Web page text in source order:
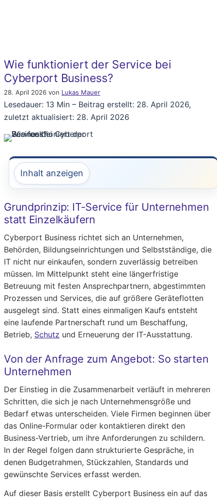
Wie funktioniert der Service bei
Cyberport Business?
28. April 2026 von Lukas Mauer
Lesedauer: 13 Min – Beitrag erstellt: 28. April 2026,
zuletzt aktualisiert: 28. April 2026
Inhalt anzeigen
Grundprinzip: IT-Service für Unternehmen
statt Einzelkäufern
Cyberport Business richtet sich an Unternehmen,
Behörden, Bildungseinrichtungen und Selbstständige, die
IT nicht nur einkaufen, sondern zuverlässig betreiben
müssen. Im Mittelpunkt steht eine längerfristige
Betreuung mit festen Ansprechpartnern, abgestimmten
Prozessen und Services, die auf größere Geräteflotten
ausgelegt sind. Statt eines einmaligen Kaufs entsteht
eine laufende Partnerschaft rund um Beschaffung,
Betrieb, Schutz und Erneuerung der IT-Ausstattung.
Von der Anfrage zum Angebot: So starten
Unternehmen
Der Einstieg in die Zusammenarbeit verläuft in mehreren
Schritten, die sich je nach Unternehmensgröße und
Bedarf etwas unterscheiden. Viele Firmen beginnen über
das Online-Formular oder kontaktieren direkt den
Business-Vertrieb, um ihre Anforderungen zu schildern.
In der Regel folgen dann strukturierte Gespräche, in
denen Budgetrahmen, Stückzahlen, Standards und
gewünschte Services erfasst werden.
Auf dieser Basis erstellt Cyberport Business ein auf das